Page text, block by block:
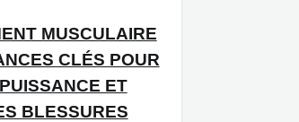
MUSCULAIRE
CLÉS POUR
ET
BLESSURES